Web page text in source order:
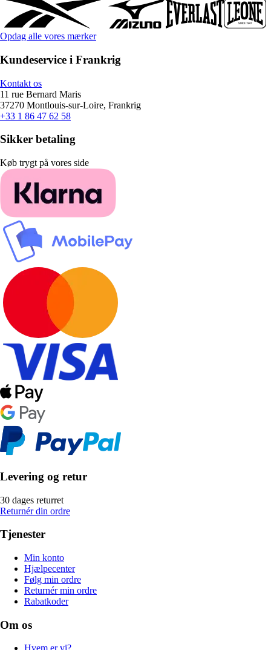
Opdag alle vores mærker
Kundeservice i Frankrig
Kontakt os
11 rue Bernard Maris
37270 Montlouis-sur-Loire, Frankrig
+33 1 86 47 62 58
Sikker betaling
Køb trygt på vores side
Levering og retur
30 dages returret
Returnér din ordre
Tjenester
Min konto
Hjælpecenter
Følg min ordre
Returnér min ordre
Rabatkoder
Om os